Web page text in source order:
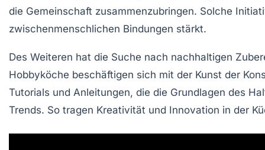
die Gemeinschaft zusammenzubringen. Solche
zwischenmenschlichen Bindungen stärkt.
Des Weiteren hat die Suche nach nachhaltigen
Hobbyköche beschäftigen sich mit der Kunst der
Tutorials und Anleitungen, die die Grundlagen des
Trends. So tragen Kreativität und Innovation in der